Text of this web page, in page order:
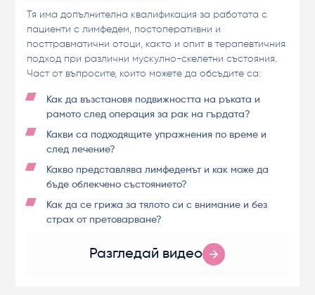
Тя има допълнителна квалификация за работата с
пациенти с лимфедем, постоперативни и
посттравматични отоци, както и опит в терапевтичния
подход при различни мускулно-скелетни състояния.
Част от въпросите, които можете да обсъдите са:
Как да възстановя подвижността на ръката и
рамото след операция за рак на гърдата?
Какви са подходящите упражнения по време и
след лечение?
Какво представлява лимфедемът и как може да
бъде облекчено състоянието?
Как да се грижа за тялото си с внимание и без
страх от претоварване?
Разгледай видео